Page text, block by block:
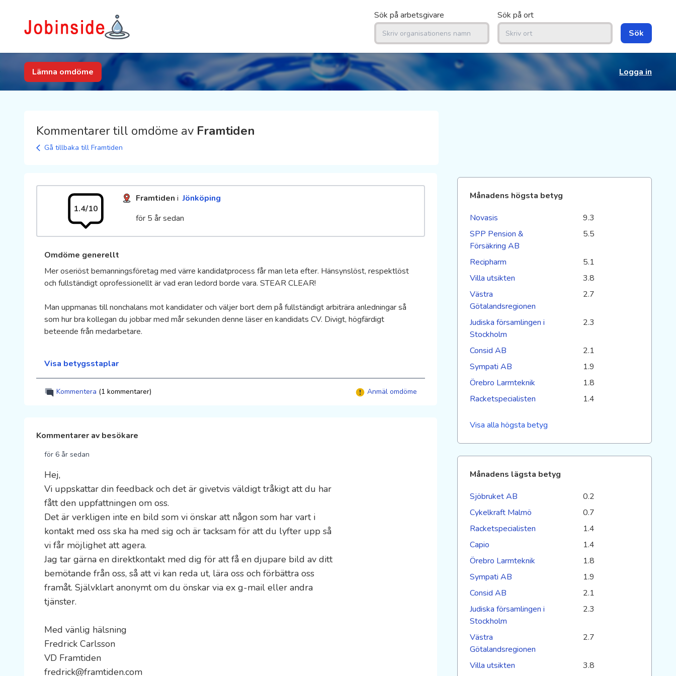
Sök på arbetsgivare
Sök på ort
Sök
Lämna omdöme Logga in
Kommentarer till omdöme av Framtiden
Gå tillbaka till Framtiden
1.4/10
Framtideni Jönköping
för 5 år sedan
Omdöme generellt
Mer oseriöst bemanningsföretag med värre kandidatprocess får man leta efter. Hänsynslöst, respektlöst
och fullständigt oprofessionellt är vad eran ledord borde vara. STEAR CLEAR!
Man uppmanas till nonchalans mot kandidater och väljer bort dem på fullständigt arbiträra anledningar så
som hur bra kollegan du jobbar med mår sekunden denne läser en kandidats CV. Divigt, högfärdigt
beteende från medarbetare.
Visa betygsstaplar
Kommentera (1 kommentarer) Anmäl omdöme
Kommentarer av besökare
för 6 år sedan
Hej,
Vi uppskattar din feedback och det är givetvis väldigt tråkigt att du har
fått den uppfattningen om oss.
Det är verkligen inte en bild som vi önskar att någon som har vart i
kontakt med oss ska ha med sig och är tacksam för att du lyfter upp så
vi får möjlighet att agera.
Jag tar gärna en direktkontakt med dig för att få en djupare bild av ditt
bemötande från oss, så att vi kan reda ut, lära oss och förbättra oss
framåt. Självklart anonymt om du önskar via ex g-mail eller andra
tjänster.
Med vänlig hälsning
Fredrick Carlsson
VD Framtiden
fredrick@framtiden.com
Månadens högsta betyg
Novasis
9.3
SPP Pension &
Försäkring AB
5.5
Recipharm
5.1
Villa utsikten
3.8
Västra
Götalandsregionen
2.7
Judiska församlingen i
Stockholm
2.3
Consid AB
2.1
Sympati AB
1.9
Örebro Larmteknik
1.8
Racketspecialisten
1.4
Visa alla högsta betyg
Månadens lägsta betyg
Sjöbruket AB
0.2
Cykelkraft Malmö
0.7
Racketspecialisten
1.4
Capio
1.4
Örebro Larmteknik
1.8
Sympati AB
1.9
Consid AB
2.1
Judiska församlingen i
Stockholm
2.3
Västra
Götalandsregionen
2.7
Villa utsikten 3.8